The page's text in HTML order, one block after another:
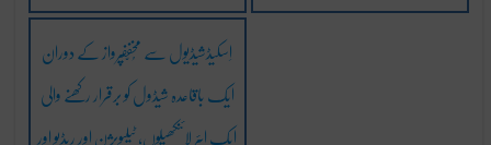
اِسکیڈشیڈیول سے مُخفّفپرواز کے دوران
ایک باقاعدہ شیڈول کو برقرار رکھنے والی